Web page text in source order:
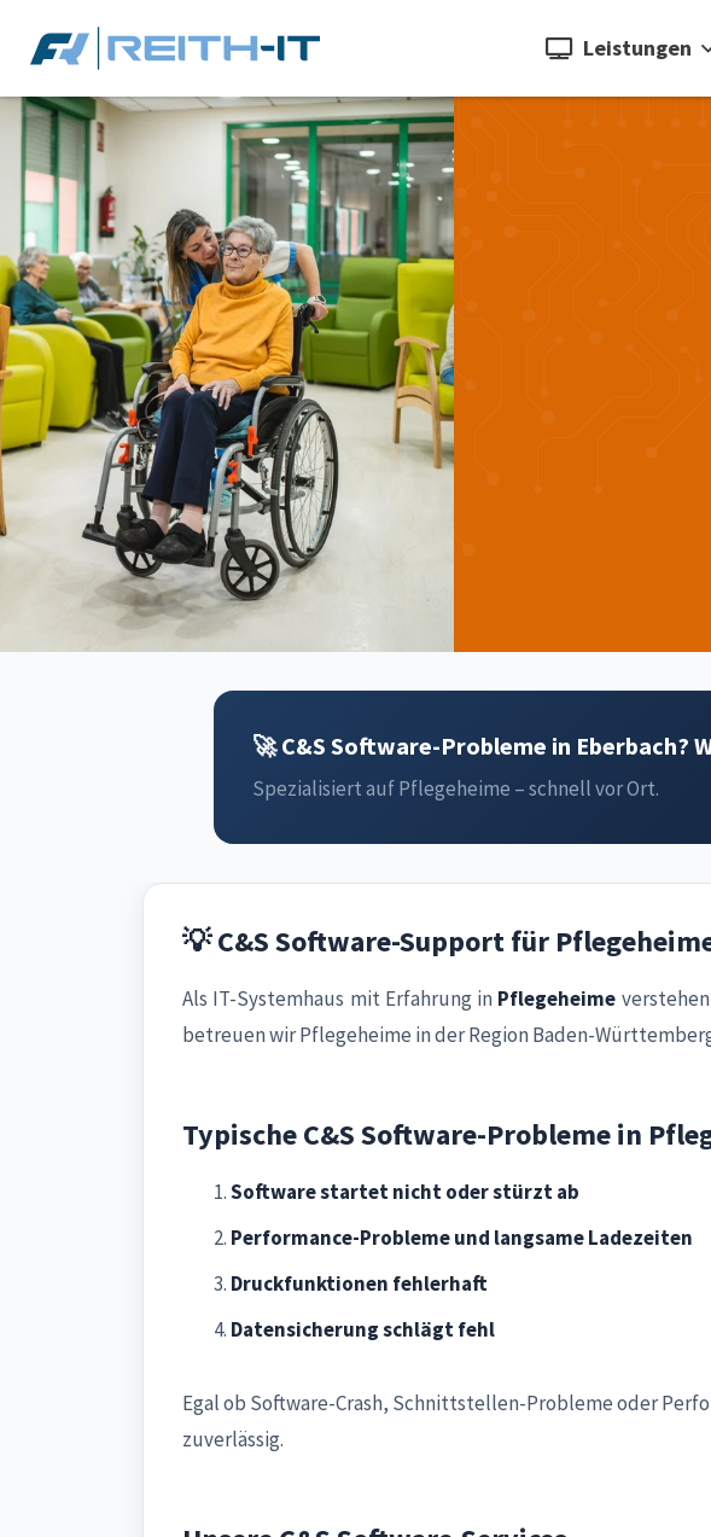
Leistungen
🚀 C&S Software-Probleme in Eberbach?
Spezialisiert auf Pflegeheime – schnell vor Ort.
💡 C&S Software-Support für
Als IT-Systemhaus mit Erfahrung in Pflegeheime
betreuen wir Pflegeheime in der Region Baden-
Typische C&S Software-Probleme in
Software startet nicht oder stürzt ab
Performance-Probleme und langsame Ladezeiten
Druckfunktionen fehlerhaft
Datensicherung schlägt fehl
Egal ob Software-Crash, Schnittstellen-Probleme oder
zuverlässig.